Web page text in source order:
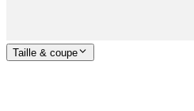
Taille & coupe